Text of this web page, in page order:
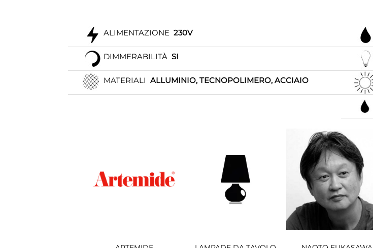
ALIMENTAZIONE 230V
DIMMERABILITÀ SI
MATERIALI ALLUMINIO, TECNOPOLIMERO, ACCIAIO